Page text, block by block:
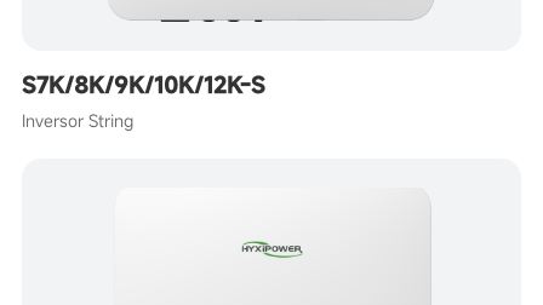
S7K/8K/9K/10K/12K-S
Inversor String